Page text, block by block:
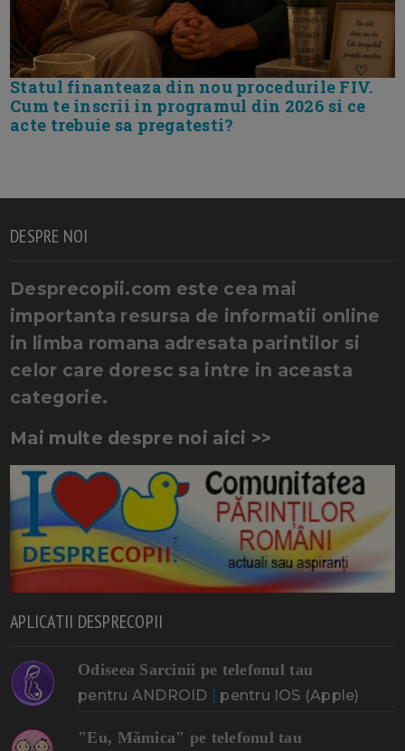
Statul finanteaza din nou procedurile FIV.
Cum te inscrii in programul din 2026 si ce
acte trebuie sa pregatesti?
DESPRE NOI
Desprecopii.com este cea mai
importanta resursa de informatii online
in limba romana adresata parintilor si
celor care doresc sa intre in aceasta
categorie.
Mai multe despre noi aici >>
APLICATII DESPRECOPII
Odiseea Sarcinii pe telefonul tau
pentru ANDROID pentru IOS (Apple)
"Eu, Mămica" pe telefonul tau